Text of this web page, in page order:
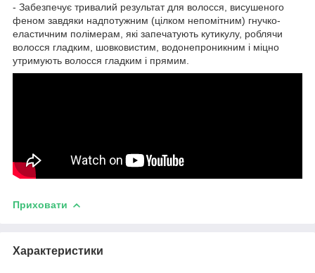
- Забезпечує тривалий результат для волосся, висушеного
феном завдяки надпотужним (цілком непомітним) гнучко-
еластичним полімерам, які запечатують кутикулу, роблячи
волосся гладким, шовковистим, водонепроникним і міцно
утримують волосся гладким і прямим.
Приховати
Характеристики